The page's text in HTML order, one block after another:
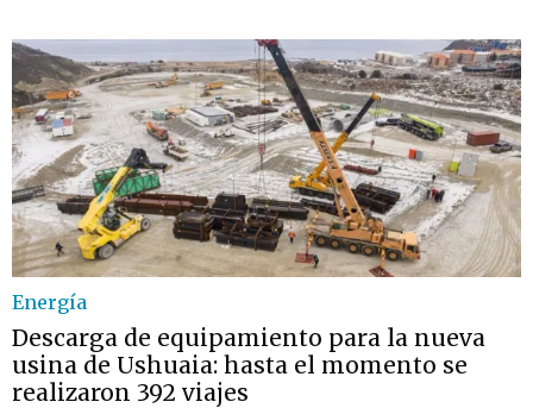
Energía
Descarga de equipamiento para la nueva
usina de Ushuaia: hasta el momento se
realizaron 392 viajes